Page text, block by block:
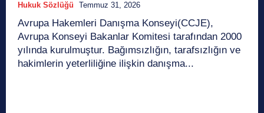
Hukuk Sözlüğü Temmuz 31, 2026
Avrupa Hakemleri Danışma Konseyi(CCJE),
Avrupa Konseyi Bakanlar Komitesi tarafından 2000
yılında kurulmuştur. Bağımsızlığın, tarafsızlığın ve
hakimlerin yeterliliğine ilişkin danışma...